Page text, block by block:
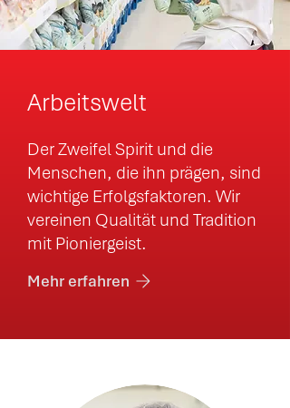
Arbeitswelt
Der Zweifel Spirit und die
Menschen, die ihn prägen, sind
wichtige Erfolgsfaktoren. Wir
vereinen Qualität und Tradition
mit Pioniergeist.
Mehr erfahren